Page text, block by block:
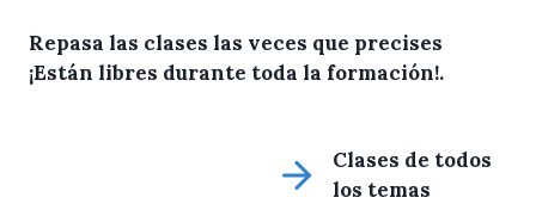
Repasa las clases las veces que precises
¡Están libres durante toda la formación!.
Clases de todos
los temas